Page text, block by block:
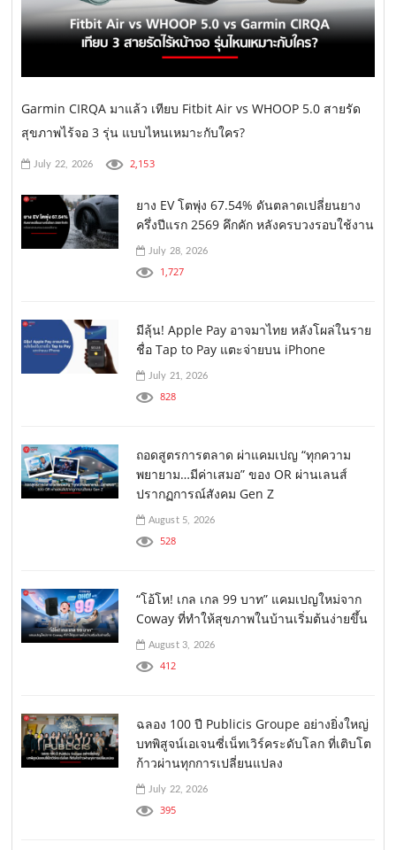
Garmin CIRQA มาแล้ว เทียบ Fitbit Air vs WHOOP 5.0 สายรัด
สุขภาพไร้จอ 3 รุ่น แบบไหนเหมาะกับใคร?
July 22, 2026 2,153
ยาง EV โตพุ่ง 67.54% ดันตลาดเปลี่ยนยาง
ครึ่งปีแรก 2569 คึกคัก หลังครบวงรอบใช้งาน
July 28, 2026
1,727
มีลุ้น! Apple Pay อาจมาไทย หลังโผล่ในราย
ชื่อ Tap to Pay แตะจ่ายบน iPhone
July 21, 2026
828
ถอดสูตรการตลาด ผ่าแคมเปญ “ทุกความ
พยายาม…มีค่าเสมอ” ของ OR ผ่านเลนส์
ปรากฏการณ์สังคม Gen Z
August 5, 2026
528
“โอ้โห! เกล เกล 99 บาท” แคมเปญใหม่จาก
Coway ที่ทำให้สุขภาพในบ้านเริ่มต้นง่ายขึ้น
August 3, 2026
412
ฉลอง 100 ปี Publicis Groupe อย่างยิ่งใหญ่
บทพิสูจน์เอเจนซี่เน็ทเวิร์คระดับโลก ที่เติบโต
ก้าวผ่านทุกการเปลี่ยนแปลง
July 22, 2026
395